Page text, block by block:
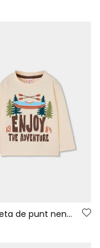
Samarreta de punt nen cru estampat aventura